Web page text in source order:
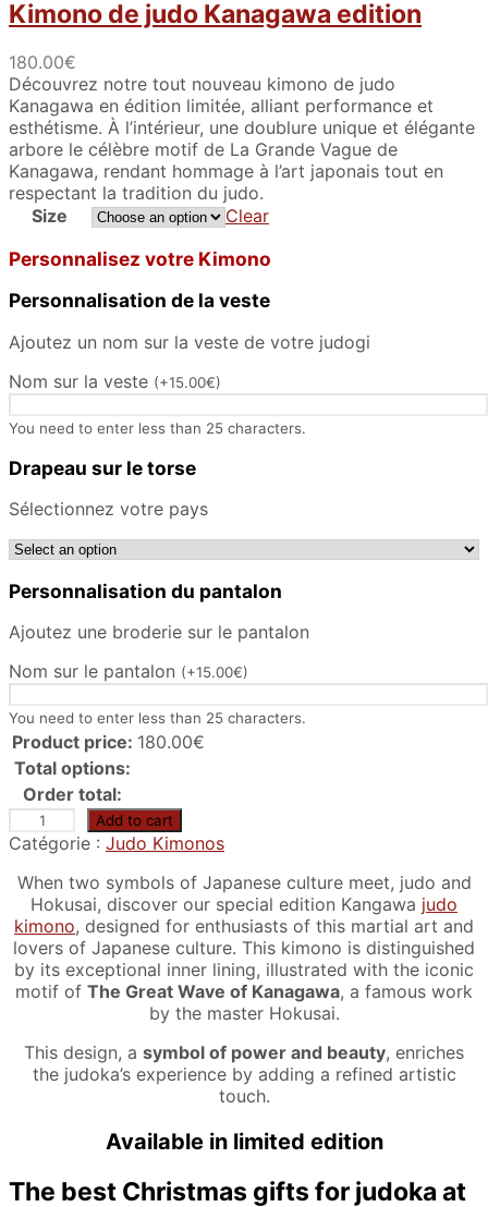
Kimono de judo Kanagawa edition
180.00€
Découvrez notre tout nouveau kimono de judo
Kanagawa en édition limitée, alliant performance et
esthétisme. À l’intérieur, une doublure unique et élégante
arbore le célèbre motif de La Grande Vague de
Kanagawa, rendant hommage à l’art japonais tout en
respectant la tradition du judo.
Size
Clear
Personnalisez votre Kimono
Personnalisation de la veste
Ajoutez un nom sur la veste de votre judogi
Nom sur la veste (+15.00€)
You need to enter less than 25 characters.
Drapeau sur le torse
Sélectionnez votre pays
Personnalisation du pantalon
Ajoutez une broderie sur le pantalon
Nom sur le pantalon (+15.00€)
You need to enter less than 25 characters.
Product price: 180.00€
Total options:
Order total:
K
i
o
o
d
e
a
Add to cart
Catégorie : Judo Kimonos
When two symbols of Japanese culture meet, judo and
Hokusai, discover our special edition Kangawa judo
kimono, designed for enthusiasts of this martial art and
lovers of Japanese culture. This kimono is distinguished
by its exceptional inner lining, illustrated with the iconic
motif of The Great Wave of Kanagawa, a famous work
by the master Hokusai.
This design, a symbol of power and beauty, enriches
the judoka’s experience by adding a refined artistic
touch.
Available in limited edition
The best Christmas gifts for judoka at